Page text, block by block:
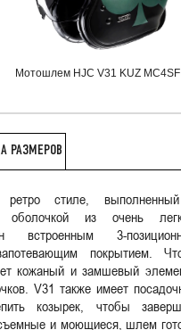
Мотошлем HJC V31 KUZ
РАЗМЕРОВ
стиле,
оболочкой из очень
встроенным 3-
покрытием.
кожаный и замшевый
V31 также имеет
козырек, чтобы
и моющиеся, шлем